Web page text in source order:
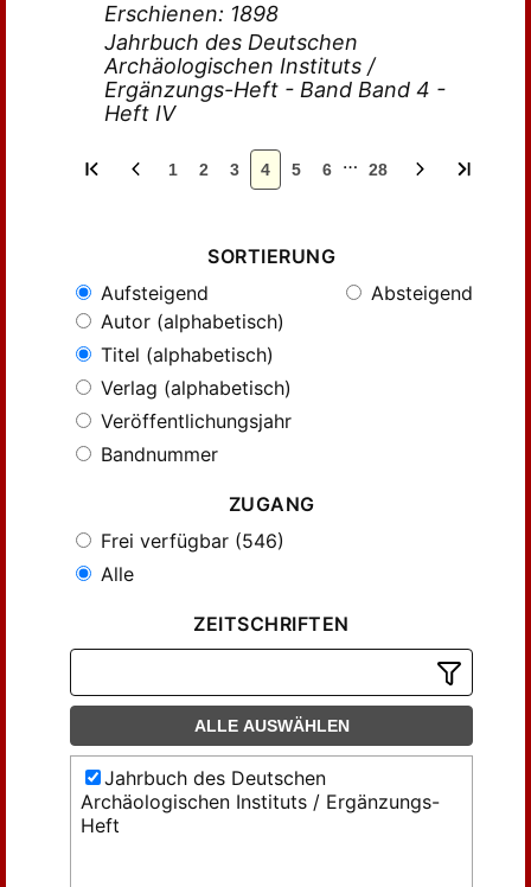
Erschienen: 1898
Jahrbuch des Deutschen
Archäologischen Instituts /
Ergänzungs-Heft - Band Band 4 -
Heft IV
1 2 3 4 5 6 … 28
SORTIERUNG
Aufsteigend
Absteigend
Autor (alphabetisch)
Titel (alphabetisch)
Verlag (alphabetisch)
Veröffentlichungsjahr
Bandnummer
ZUGANG
Frei verfügbar (546)
Alle
ZEITSCHRIFTEN
ALLE AUSWÄHLEN
Jahrbuch des Deutschen
Archäologischen Instituts / Ergänzungs-
Heft